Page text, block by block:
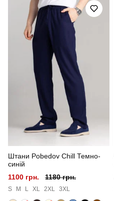
Призначення
Стать
Матеріал
Склад тканини
Країна - виробник
Штани Pobedov Chill Темно-
синій
1100 грн.
1180 грн.
S M L XL 2XL 3XL